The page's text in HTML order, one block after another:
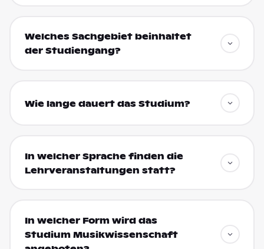
Welches Sachgebiet beinhaltet
der Studiengang?
Wie lange dauert das Studium?
In welcher Sprache finden die
Lehrveranstaltungen statt?
In welcher Form wird das
Studium Musikwissenschaft